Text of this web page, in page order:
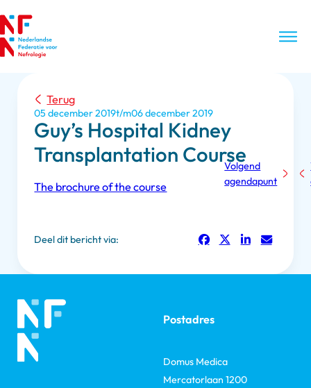
Terug
05 december 2019 06 december 2019
Guy’s Hospital Kidney
Transplantation Course
The brochure of the course
Deel dit bericht via:
Volgend
agendapunt
Postadres
Domus Medica
Mercatorlaan 1200